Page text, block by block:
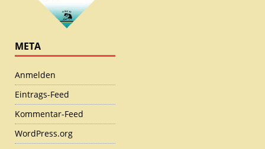
META
Anmelden
Eintrags-Feed
Kommentar-Feed
WordPress.org